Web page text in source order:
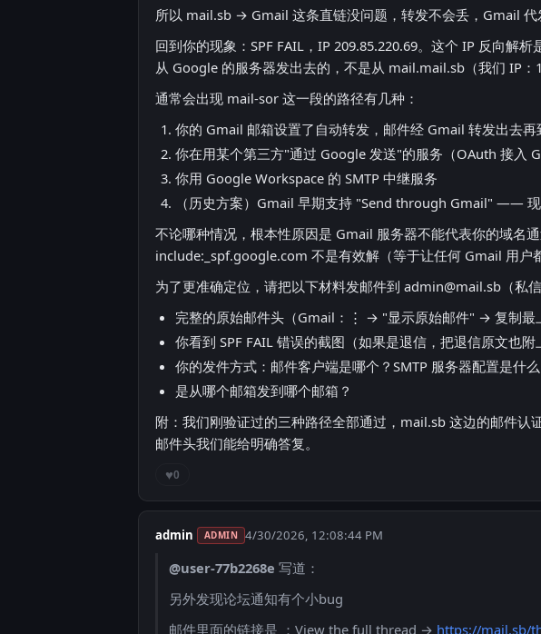
所以 mail.sb → Gmail 这条直链没问题，转发不会丢，Gmail 代
回到你的现象：SPF FAIL，IP 209.85.220.69。这个 IP 反向
从 Google 的服务器发出去的，不是从 mail.mail.sb（我们 IP：
通常会出现 mail-sor 这一段的路径有几种：
你的 Gmail 邮箱设置了自动转发，邮件经 Gmail 转发出去再
你在用某个第三方"通过 Google 发送"的服务（OAuth 接入
你用 Google Workspace 的 SMTP 中继服务
（历史方案）Gmail 早期支持 "Send through Gmail" ——
不论哪种情况，根本性原因是 Gmail 服务器不能代表你的域名
include:_spf.google.com 不是有效解（等于让任何 Gmail 用户
为了更准确定位，请把以下材料发邮件到 admin@mail.sb （私
完整的原始邮件头（Gmail：⋮ → "显示原始邮件" → 复制最
你看到 SPF FAIL 错误的截图（如果是退信，把退信原文也附
你的发件方式：邮件客户端是哪个？SMTP 服务器配置是什么
是从哪个邮箱发到哪个邮箱？
附：我们刚验证过的三种路径全部通过，mail.sb 这边的邮件认
邮件头我们能给明确答复。
♥0
admin ADMIN 4/30/2026, 12:08:44 PM
@user-77b2268e 写道：
另外发现论坛通知有个小bug
邮件里面的链接是 ：View the full thread → https://mail.sb/